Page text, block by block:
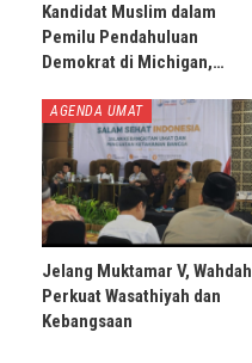
Kandidat Muslim dalam
Pemilu Pendahuluan
Demokrat di Michigan,…
AGENDA UMAT
Jelang Muktamar V, Wahdah
Perkuat Wasathiyah dan
Kebangsaan